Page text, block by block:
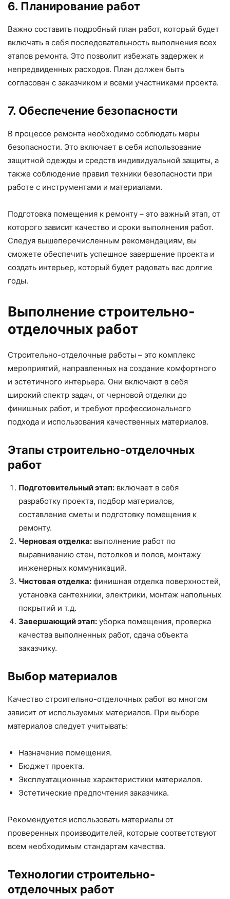
6. Планирование работ
Важно составить подробный план работ, который будет
включать в себя последовательность выполнения всех
этапов ремонта. Это позволит избежать задержек и
непредвиденных расходов. План должен быть
согласован с заказчиком и всеми участниками проекта.
7. Обеспечение безопасности
В процессе ремонта необходимо соблюдать меры
безопасности. Это включает в себя использование
защитной одежды и средств индивидуальной защиты, а
также соблюдение правил техники безопасности при
работе с инструментами и материалами.
Подготовка помещения к ремонту – это важный этап, от
которого зависит качество и сроки выполнения работ.
Следуя вышеперечисленным рекомендациям, вы
сможете обеспечить успешное завершение проекта и
создать интерьер, который будет радовать вас долгие
годы.
Выполнение строительно-
отделочных работ
Строительно-отделочные работы – это комплекс
мероприятий, направленных на создание комфортного
и эстетичного интерьера. Они включают в себя
широкий спектр задач, от черновой отделки до
финишных работ, и требуют профессионального
подхода и использования качественных материалов.
Этапы строительно-отделочных
работ
Подготовительный этап: включает в себя
разработку проекта, подбор материалов,
составление сметы и подготовку помещения к
ремонту.
Черновая отделка: выполнение работ по
выравниванию стен, потолков и полов, монтажу
инженерных коммуникаций.
Чистовая отделка: финишная отделка поверхностей,
установка сантехники, электрики, монтаж напольных
покрытий и т.д.
Завершающий этап: уборка помещения, проверка
качества выполненных работ, сдача объекта
заказчику.
Выбор материалов
Качество строительно-отделочных работ во многом
зависит от используемых материалов. При выборе
материалов следует учитывать:
Назначение помещения.
Бюджет проекта.
Эксплуатационные характеристики материалов.
Эстетические предпочтения заказчика.
Рекомендуется использовать материалы от
проверенных производителей, которые соответствуют
всем необходимым стандартам качества.
Технологии строительно-
отделочных работ